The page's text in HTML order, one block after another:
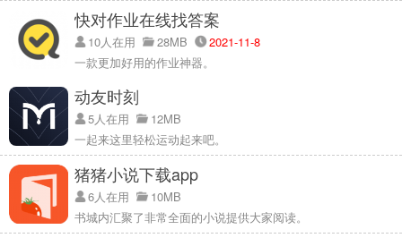
快对作业在线找答案
10人在用 28MB
2021-11-8
一款更加好用的作业神器。
动友时刻
5人在用
12MB
一起来这里轻松运动起来吧。
猪猪小说下载app
6人在用
10MB
书城内汇聚了非常全面的小说提供大家阅读。